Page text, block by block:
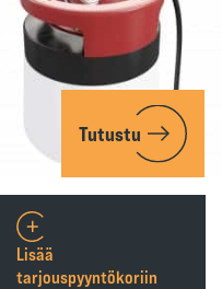
Tutustu
Lisää
tarjouspyyntökoriin